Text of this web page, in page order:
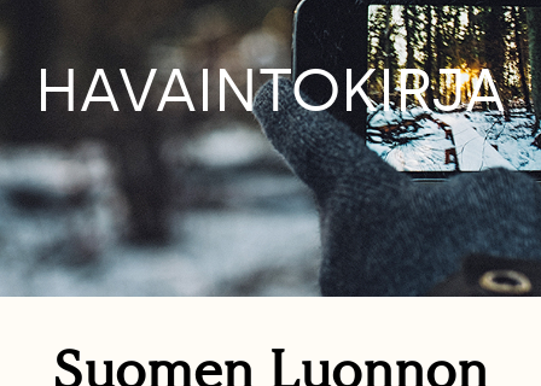
HAVAINTOKIRJA
Suomen Luonnon